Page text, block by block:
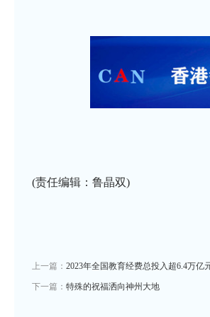
(责任编辑：鲁晶双)
上一篇： 2023年全国教育经费总投入超6.4万亿
下一篇： 特殊的祝福洒向神州大地